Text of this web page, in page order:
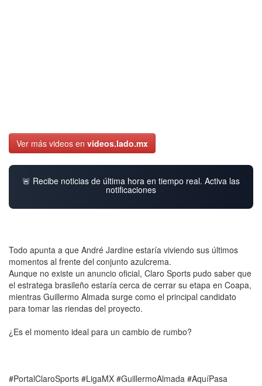
Ver más videos en videos.lado.mx
🚨 Recibe noticias de última hora en tiempo real. Activa las
notificaciones
Todo apunta a que André Jardine estaría viviendo sus últimos
momentos al frente del conjunto azulcrema.
Aunque no existe un anuncio oficial, Claro Sports pudo saber que
el estratega brasileño estaría cerca de cerrar su etapa en Coapa,
mientras Guillermo Almada surge como el principal candidato
para tomar las riendas del proyecto.
¿Es el momento ideal para un cambio de rumbo?
#PortalClaroSports #LigaMX #GuillermoAlmada #AquíPasa